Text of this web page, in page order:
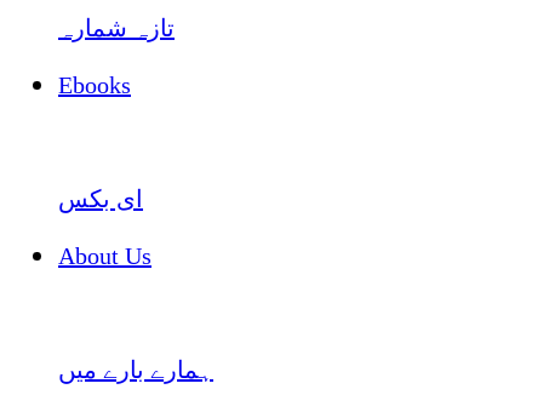
تازہ شمارہ
Ebooks
ای بکس
About Us
ہمارے بارے میں